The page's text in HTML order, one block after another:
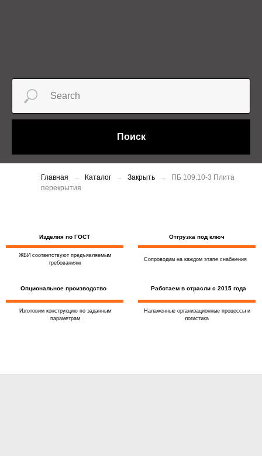
Поиск
Главная Каталог Закрыть
ПБ 109.10-3 Плита
перекрытия
Изделия по ГОСТ
ЖБИ соответствуют предъявляемым
требованиям
Изготовим конструкцию по заданным
параметрам
Опциональное производство
Отгрузка под ключ
Сопроводим на каждом этапе снабжения
Налаженные организационные процессы и
логистика
Работаем в отрасли с 2015 года